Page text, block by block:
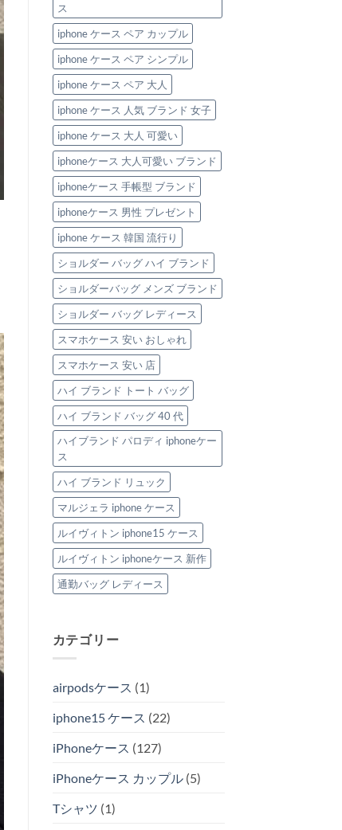
ス
iphone ケース ペア カップル
iphone ケース ペア シンプル
iphone ケース ペア 大人
iphone ケース 人気 ブランド 女子
iphone ケース 大人 可愛い
iphoneケース 大人可愛い ブランド
iphoneケース 手帳型 ブランド
iphoneケース 男性 プレゼント
iphone ケース 韓国 流行り
ショルダー バッグ ハイ ブランド
ショルダーバッグ メンズ ブランド
ショルダー バッグ レディース
スマホケース 安い おしゃれ
スマホケース 安い 店
ハイ ブランド トート バッグ
ハイ ブランド バッグ 40 代
ハイブランド パロディ iphoneケー
ス
ハイ ブランド リュック
マルジェラ iphone ケース
ルイヴィトン iphone15 ケース
ルイヴィトン iphoneケース 新作
通勤バッグ レディース
カテゴリー
airpodsケース (1)
iphone15 ケース (22)
iPhoneケース (127)
iPhoneケース カップル(5)
Tシャツ (1)